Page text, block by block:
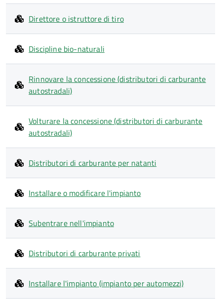
Direttore o istruttore di tiro
Discipline bio-naturali
Rinnovare la concessione (distributori di carburante
autostradali)
Volturare la concessione (distributori di carburante
autostradali)
Distributori di carburante per natanti
Installare o modificare l'impianto
Subentrare nell'impianto
Distributori di carburante privati
Installare l'impianto (impianto per automezzi)